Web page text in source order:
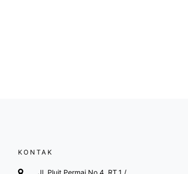
KONTAK
Jl. Pluit Permai No.4, RT.1 /